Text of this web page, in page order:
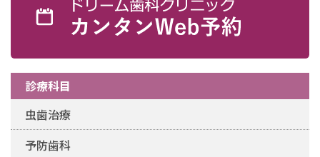
診療科目
虫⻭治療
予防歯科